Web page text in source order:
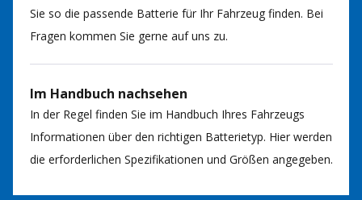
Sie so die passende Batterie für Ihr Fahrzeug finden. Bei
Fragen kommen Sie gerne auf uns zu.
Im Handbuch nachsehen
In der Regel finden Sie im Handbuch Ihres Fahrzeugs
Informationen über den richtigen Batterietyp. Hier werden
die erforderlichen Spezifikationen und Größen angegeben.